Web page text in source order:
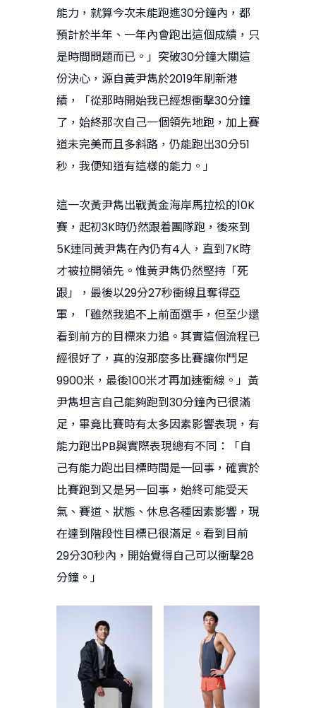
能力，就算今次未能跑進30分鐘內，都
預計於半年、一年內會跑出這個成績，只
是時間問題而已。」突破30分鐘大關這
份決心，源自黃尹雋於2019年刷新港
績，「從那時開始我已經想衝擊30分鐘
了，始終那次自己一個領先地跑，加上賽
道未完美而且多斜路，仍能跑出30分51
秒，我便知道有這樣的能力。」
這一次黃尹雋出戰黃金海岸馬拉松的10K
賽，起初3K時仍然跟着團隊跑，後來到
5K連同黃尹雋在內仍有4人，直到7K時
才被拉開領先。惟黃尹雋仍然堅持「死
跟」，最後以29分27秒衝線且奪得亞
軍，「雖然我追不上前面選手，但至少還
看到前方的目標來力追。其實這個流程已
經很好了，真的沒那麼多比賽讓你鬥足
9900米，最後100米才再加速衝線。」黃
尹雋坦言自己能夠跑到30分鐘內已很滿
足，畢竟比賽時有太多因素影響表現，有
能力跑出PB與實際表現總有不同：「自
己有能力跑出目標時間是一回事，確實於
比賽跑到又是另一回事，始終可能受天
氣、賽道、狀態、休息各種因素影響，現
在達到階段性目標已很滿足。看到目前
29分30秒內，開始覺得自己可以衝擊28
分鐘。」